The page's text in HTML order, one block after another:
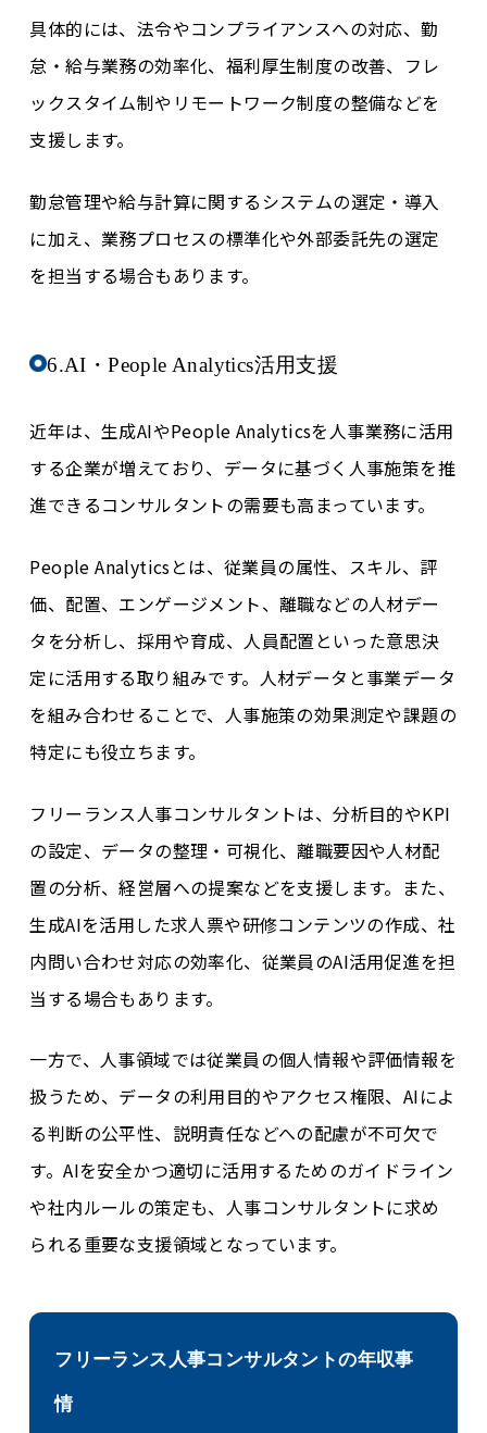
具体的には、法令やコンプライアンスへの対応、勤
怠・給与業務の効率化、福利厚生制度の改善、フレ
ックスタイム制やリモートワーク制度の整備などを
支援します。
勤怠管理や給与計算に関するシステムの選定・導入
に加え、業務プロセスの標準化や外部委託先の選定
を担当する場合もあります。
6.AI・People Analytics活用支援
近年は、生成AIやPeople Analyticsを人事業務に活用
する企業が増えており、データに基づく人事施策を推
進できるコンサルタントの需要も高まっています。
People Analyticsとは、従業員の属性、スキル、評
価、配置、エンゲージメント、離職などの人材デー
タを分析し、採用や育成、人員配置といった意思決
定に活用する取り組みです。人材データと事業データ
を組み合わせることで、人事施策の効果測定や課題の
特定にも役立ちます。
フリーランス人事コンサルタントは、分析目的やKPI
の設定、データの整理・可視化、離職要因や人材配
置の分析、経営層への提案などを支援します。また、
生成AIを活用した求人票や研修コンテンツの作成、社
内問い合わせ対応の効率化、従業員のAI活用促進を担
当する場合もあります。
一方で、人事領域では従業員の個人情報や評価情報を
扱うため、データの利用目的やアクセス権限、AIによ
る判断の公平性、説明責任などへの配慮が不可欠で
す。AIを安全かつ適切に活用するためのガイドライン
や社内ルールの策定も、人事コンサルタントに求め
られる重要な支援領域となっています。
フリーランス人事コンサルタントの年収事
情